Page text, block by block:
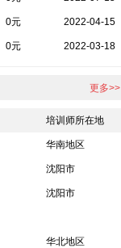
0元 2022-04-15
0元 2022-03-18
更多>>
培训师所在地
华南地区
沈阳市
沈阳市
华北地区